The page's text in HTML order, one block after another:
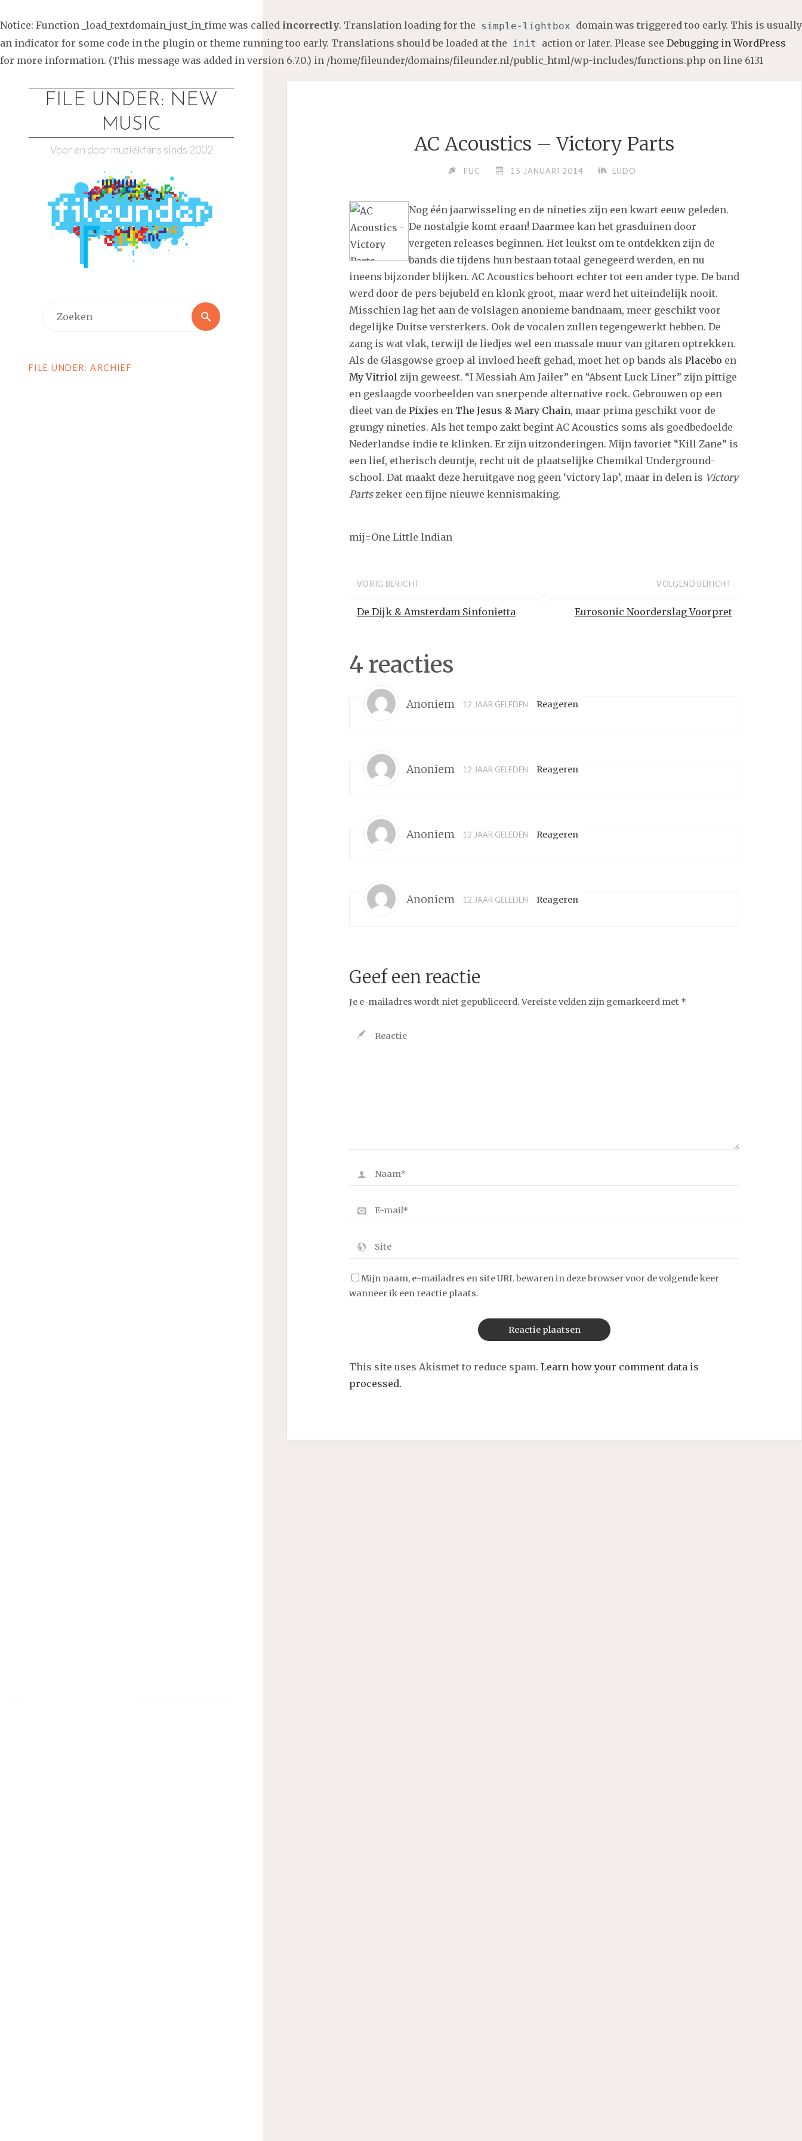
Notice: Function _load_textdomain_just_in_time was called incorrectly. Translation loading for the simple-lightbox domain was triggered too early. This is usually
an indicator for some code in the plugin or theme running too early. Translations should be loaded at the init action or later. Please see Debugging in WordPress
for more information. (This message was added in version 6.7.0.) in /home/fileunder/domains/fileunder.nl/public_html/wp-includes/functions.php on line 6131
FILE UNDER: NEW
MUSIC
Voor en door muziekfans sinds 2002
Zoeken
FILE UNDER: ARCHIEF
AC Acoustics – Victory Parts
FUC 15 JANUARI 2014 LUDO
Nog één jaarwisseling en de nineties zijn een kwart eeuw geleden.
De nostalgie komt eraan! Daarmee kan het grasduinen door
vergeten releases beginnen. Het leukst om te ontdekken zijn de
bands die tijdens hun bestaan totaal genegeerd werden, en nu
ineens bijzonder blijken. AC Acoustics behoort echter tot een ander type. De band
werd door de pers bejubeld en klonk groot, maar werd het uiteindelijk nooit.
Misschien lag het aan de volslagen anonieme bandnaam, meer geschikt voor
degelijke Duitse versterkers. Ook de vocalen zullen tegengewerkt hebben. De
zang is wat vlak, terwijl de liedjes wel een massale muur van gitaren optrekken.
Als de Glasgowse groep al invloed heeft gehad, moet het op bands als Placebo en
My Vitriolzijn geweest. “I Messiah Am Jailer” en “Absent Luck Liner” zijn pittige
en geslaagde voorbeelden van snerpende alternative rock. Gebrouwen op een
dieet van de Pixies en The Jesus & Mary Chain, maar prima geschikt voor de
grungy nineties. Als het tempo zakt begint AC Acoustics soms als goedbedoelde
Nederlandse indie te klinken. Er zijn uitzonderingen. Mijn favoriet “Kill Zane” is
een lief, etherisch deuntje, recht uit de plaatselijke Chemikal Underground-
school. Dat maakt deze heruitgave nog geen ‘victory lap’, maar in delen is Victory
Partszeker een fijne nieuwe kennismaking.
mij=One Little Indian
VORIG BERICHT
De Dijk & Amsterdam Sinfonietta
VOLGEND BERICHT
Eurosonic Noorderslag Voorpret
4 reacties
Anoniem 12 JAAR GELEDEN Reageren
Anoniem 12 JAAR GELEDEN Reageren
Anoniem 12 JAAR GELEDEN Reageren
Anoniem 12 JAAR GELEDEN Reageren
Geef een reactie
Je e-mailadres wordt niet gepubliceerd. Vereiste velden zijn gemarkeerd met *
Mijn naam, e-mailadres en site URL bewaren in deze browser voor de volgende keer
wanneer ik een reactie plaats.
This site uses Akismet to reduce spam. Learn how your comment data is
processed.